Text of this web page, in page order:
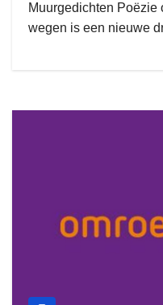
Muurgedichten Poëzie
wegen is een nieuwe